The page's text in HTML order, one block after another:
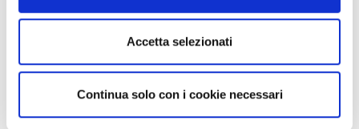
Accetta selezionati
Continua solo con i cookie necessari
Senza fine - Parole e libri sotto luna e
stelle di Riccione
Tafuzzy Days 2026
Riccione Music City | Noemi live 2026
Riccione Music City | Io…Riccardo